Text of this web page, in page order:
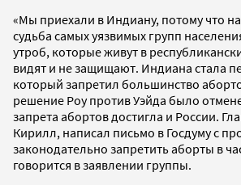
«Мы приехали в Индиану, потому что
судьба самых уязвимых групп
утроб, которые живут в
видят и не защищают. Индиана стала
который запретил большинство
решение Роу против Уэйда было
запрета абортов достигла и России.
Кирилл, написал письмо в Госдуму с
законодательно запретить аборты в
говорится в заявлении группы.